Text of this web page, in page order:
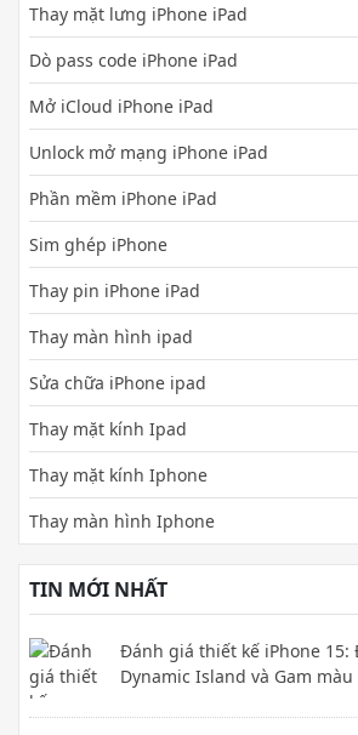
Thay mặt lưng iPhone iPad
Dò pass code iPhone iPad
Mở iCloud iPhone iPad
Unlock mở mạng iPhone iPad
Phần mềm iPhone iPad
Sim ghép iPhone
Thay pin iPhone iPad
Thay màn hình ipad
Sửa chữa iPhone ipad
Thay mặt kính Ipad
Thay mặt kính Iphone
Thay màn hình Iphone
TIN MỚI NHẤT
Đánh giá thiết kế iPhone 15:
Dynamic Island và Gam